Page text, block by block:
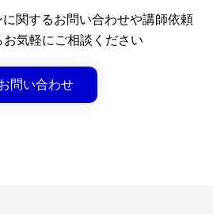
関するお問い合わせや講師依頼
お気軽にご相談ください
問い合わせ